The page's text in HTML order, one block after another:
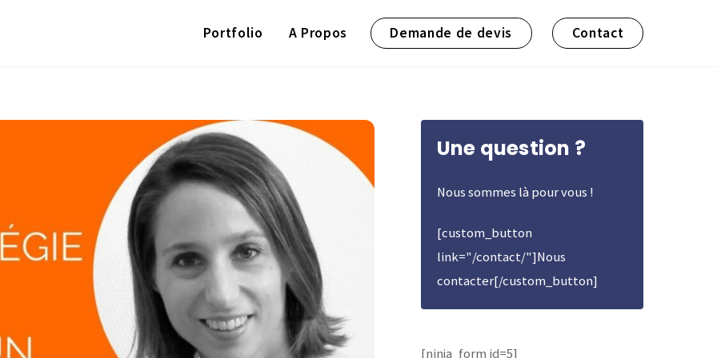
Portfolio A Propos Demande de devis Contact
Une question ?
Nous sommes là pour vous !
[custom_button
link="/contact/"]Nous
contacter[/custom_button]
[ninja_form id=5]